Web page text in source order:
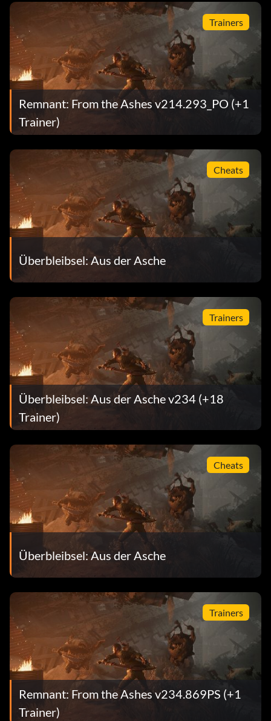
Trainers
Remnant: From the Ashes v214.293_PO (+1
Trainer)
Cheats
Überbleibsel: Aus der Asche
Trainers
Überbleibsel: Aus der Asche v234 (+18
Trainer)
Cheats
Überbleibsel: Aus der Asche
Trainers
Remnant: From the Ashes v234.869PS (+1
Trainer)